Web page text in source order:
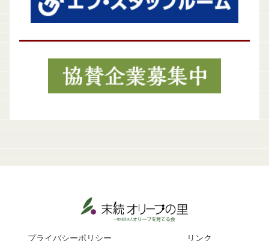
プライバシーポリシー リンク